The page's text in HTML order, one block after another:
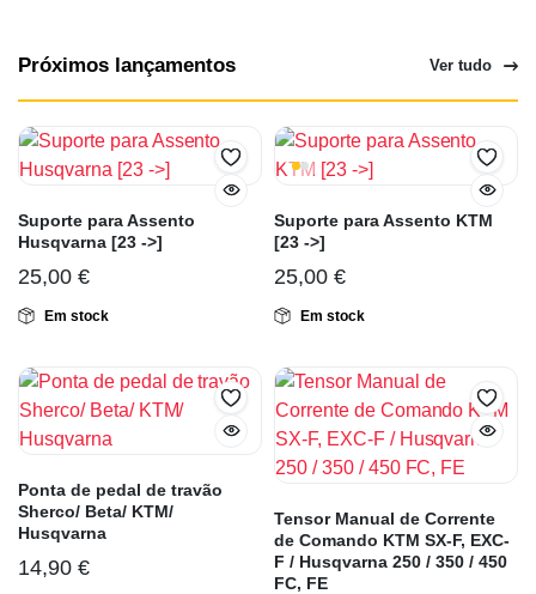
Próximos lançamentos Ver tudo
Suporte para Assento
Husqvarna [23 ->]
25,00 €
Em stock
Suporte para Assento KTM
[23 ->]
25,00 €
Em stock
Ponta de pedal de travão
Sherco/ Beta/ KTM/
Husqvarna
14,90 €
Tensor Manual de Corrente
de Comando KTM SX-F, EXC-
F / Husqvarna 250 / 350 / 450
FC, FE